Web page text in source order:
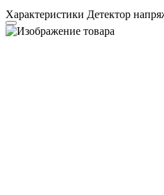
Характеристики Детектор